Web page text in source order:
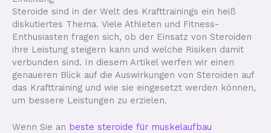
Steroide sind in der Welt des Krafttrainings ein heiß
diskutiertes Thema. Viele Athleten und Fitness-
Enthusiasten fragen sich, ob der Einsatz von Steroiden
ihre Leistung steigern kann und welche Risiken damit
verbunden sind. In diesem Artikel werfen wir einen
genaueren Blick auf die Auswirkungen von Steroiden auf
das Krafttraining und wie sie eingesetzt werden können,
um bessere Leistungen zu erzielen.
Wenn Sie an beste steroide für muskelaufbau